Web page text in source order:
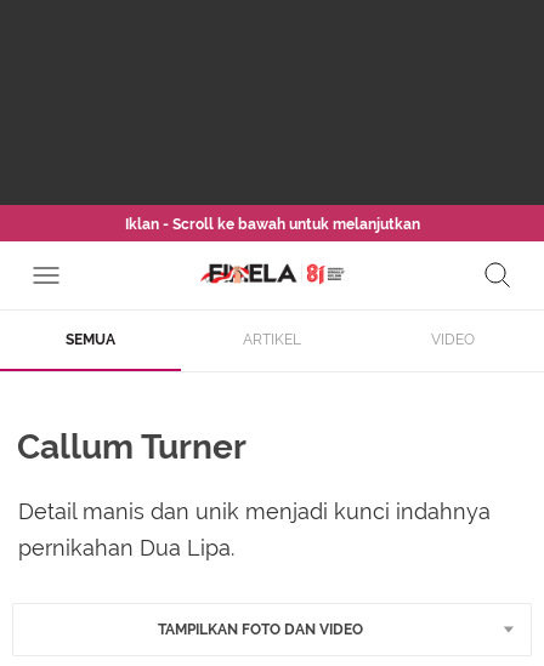
Iklan - Scroll ke bawah untuk melanjutkan
SEMUA ARTIKEL VIDEO
Callum Turner
Detail manis dan unik menjadi kunci indahnya
pernikahan Dua Lipa.
TAMPILKAN FOTO DAN VIDEO